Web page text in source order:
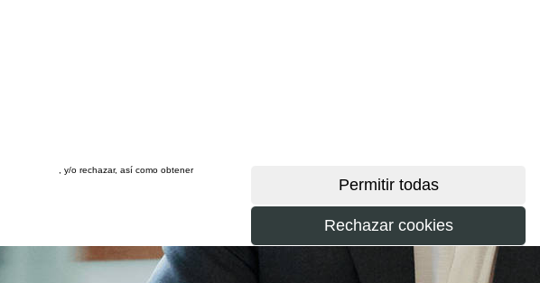
, y/o rechazar, así como obtener